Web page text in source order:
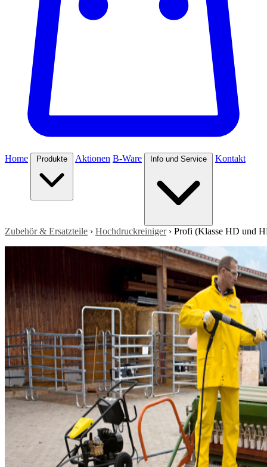
Home Produkte Aktionen B-Ware Info und Service Kontakt
Zubehör & Ersatzteile › Hochdruckreiniger› Profi (Klasse HD und